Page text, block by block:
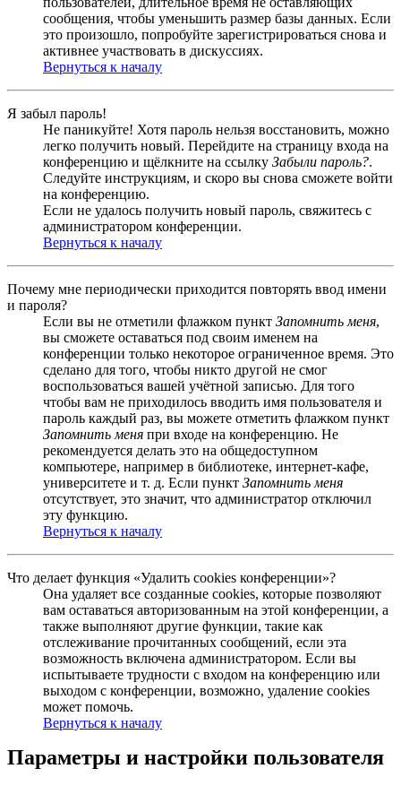
сообщения, чтобы уменьшить размер базы данных. Если
это произошло, попробуйте зарегистрироваться снова и
активнее участвовать в дискуссиях.
Вернуться к началу
Я забыл пароль!
Не паникуйте! Хотя пароль нельзя восстановить, можно
легко получить новый. Перейдите на страницу входа на
конференцию и щёлкните на ссылку Забыли пароль?.
Следуйте инструкциям, и скоро вы снова сможете войти
на конференцию.
Если не удалось получить новый пароль, свяжитесь с
администратором конференции.
Вернуться к началу
Почему мне периодически приходится повторять ввод имени
и пароля?
Если вы не отметили флажком пункт Запомнить меня,
вы сможете оставаться под своим именем на
конференции только некоторое ограниченное время. Это
сделано для того, чтобы никто другой не смог
воспользоваться вашей учётной записью. Для того
чтобы вам не приходилось вводить имя пользователя и
пароль каждый раз, вы можете отметить флажком пункт
Запомнить меня при входе на конференцию. Не
рекомендуется делать это на общедоступном
компьютере, например в библиотеке, интернет-кафе,
университете и т. д. Если пункт Запомнить меня
отсутствует, это значит, что администратор отключил
эту функцию.
Вернуться к началу
Что делает функция «Удалить cookies конференции»?
Она удаляет все созданные cookies, которые позволяют
вам оставаться авторизованным на этой конференции, а
также выполняют другие функции, такие как
отслеживание прочитанных сообщений, если эта
возможность включена администратором. Если вы
испытываете трудности с входом на конференцию или
выходом с конференции, возможно, удаление cookies
может помочь.
Вернуться к началу
Параметры и настройки пользователя